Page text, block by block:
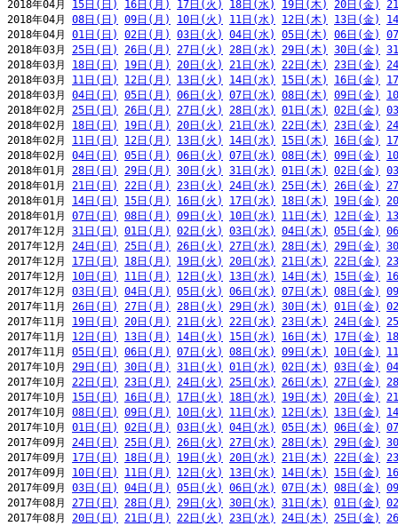
2018年04月 15日(日) 16日(月) 17日(火) 18日(水) 19日(木) 20日(金)
2018年04月 08日(日) 09日(月) 10日(火) 11日(水) 12日(木) 13日(金)
2018年04月 01日(日) 02日(月) 03日(火) 04日(水) 05日(木) 06日(金)
2018年03月 25日(日) 26日(月) 27日(火) 28日(水) 29日(木) 30日(金)
2018年03月 18日(日) 19日(月) 20日(火) 21日(水) 22日(木) 23日(金)
2018年03月 11日(日) 12日(月) 13日(火) 14日(水) 15日(木) 16日(金)
2018年03月 04日(日) 05日(月) 06日(火) 07日(水) 08日(木) 09日(金)
2018年02月 25日(日) 26日(月) 27日(火) 28日(水) 01日(木) 02日(金)
2018年02月 18日(日) 19日(月) 20日(火) 21日(水) 22日(木) 23日(金)
2018年02月 11日(日) 12日(月) 13日(火) 14日(水) 15日(木) 16日(金)
2018年02月 04日(日) 05日(月) 06日(火) 07日(水) 08日(木) 09日(金)
2018年01月 28日(日) 29日(月) 30日(火) 31日(水) 01日(木) 02日(金)
2018年01月 21日(日) 22日(月) 23日(火) 24日(水) 25日(木) 26日(金)
2018年01月 14日(日) 15日(月) 16日(火) 17日(水) 18日(木) 19日(金)
2018年01月 07日(日) 08日(月) 09日(火) 10日(水) 11日(木) 12日(金)
2017年12月 31日(日) 01日(月) 02日(火) 03日(水) 04日(木) 05日(金)
2017年12月 24日(日) 25日(月) 26日(火) 27日(水) 28日(木) 29日(金)
2017年12月 17日(日) 18日(月) 19日(火) 20日(水) 21日(木) 22日(金)
2017年12月 10日(日) 11日(月) 12日(火) 13日(水) 14日(木) 15日(金)
2017年12月 03日(日) 04日(月) 05日(火) 06日(水) 07日(木) 08日(金)
2017年11月 26日(日) 27日(月) 28日(火) 29日(水) 30日(木) 01日(金)
2017年11月 19日(日) 20日(月) 21日(火) 22日(水) 23日(木) 24日(金)
2017年11月 12日(日) 13日(月) 14日(火) 15日(水) 16日(木) 17日(金)
2017年11月 05日(日) 06日(月) 07日(火) 08日(水) 09日(木) 10日(金)
2017年10月 29日(日) 30日(月) 31日(火) 01日(水) 02日(木) 03日(金)
2017年10月 22日(日) 23日(月) 24日(火) 25日(水) 26日(木) 27日(金)
2017年10月 15日(日) 16日(月) 17日(火) 18日(水) 19日(木) 20日(金)
2017年10月 08日(日) 09日(月) 10日(火) 11日(水) 12日(木) 13日(金)
2017年10月 01日(日) 02日(月) 03日(火) 04日(水) 05日(木) 06日(金)
2017年09月 24日(日) 25日(月) 26日(火) 27日(水) 28日(木) 29日(金)
2017年09月 17日(日) 18日(月) 19日(火) 20日(水) 21日(木) 22日(金)
2017年09月 10日(日) 11日(月) 12日(火) 13日(水) 14日(木) 15日(金)
2017年09月 03日(日) 04日(月) 05日(火) 06日(水) 07日(木) 08日(金)
2017年08月 27日(日) 28日(月) 29日(火) 30日(水) 31日(木) 01日(金)
2017年08月 20日(日) 21日(月) 22日(火) 23日(水) 24日(木) 25日(金)